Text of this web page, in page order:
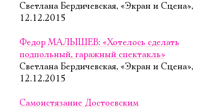
Светлана Бердичевская, «Экран и Сцена»,
12.12.2015
Федор МАЛЫШЕВ: «Хотелось сделать
подпольный, гаражный спектакль»
Светлана Бердичевская, «Экран и Сцена»,
12.12.2015
Самоистязание Достоевским